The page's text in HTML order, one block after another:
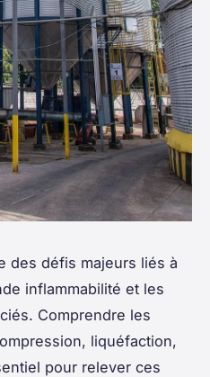
des défis majeurs liés à
inflammabilité et les
Comprendre les
liquéfaction,
pour relever ces